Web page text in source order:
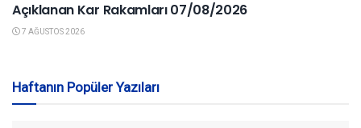
Açıklanan Kar Rakamları 07/08/2026
7 AĞUSTOS 2026
Haftanın Popüler Yazıları